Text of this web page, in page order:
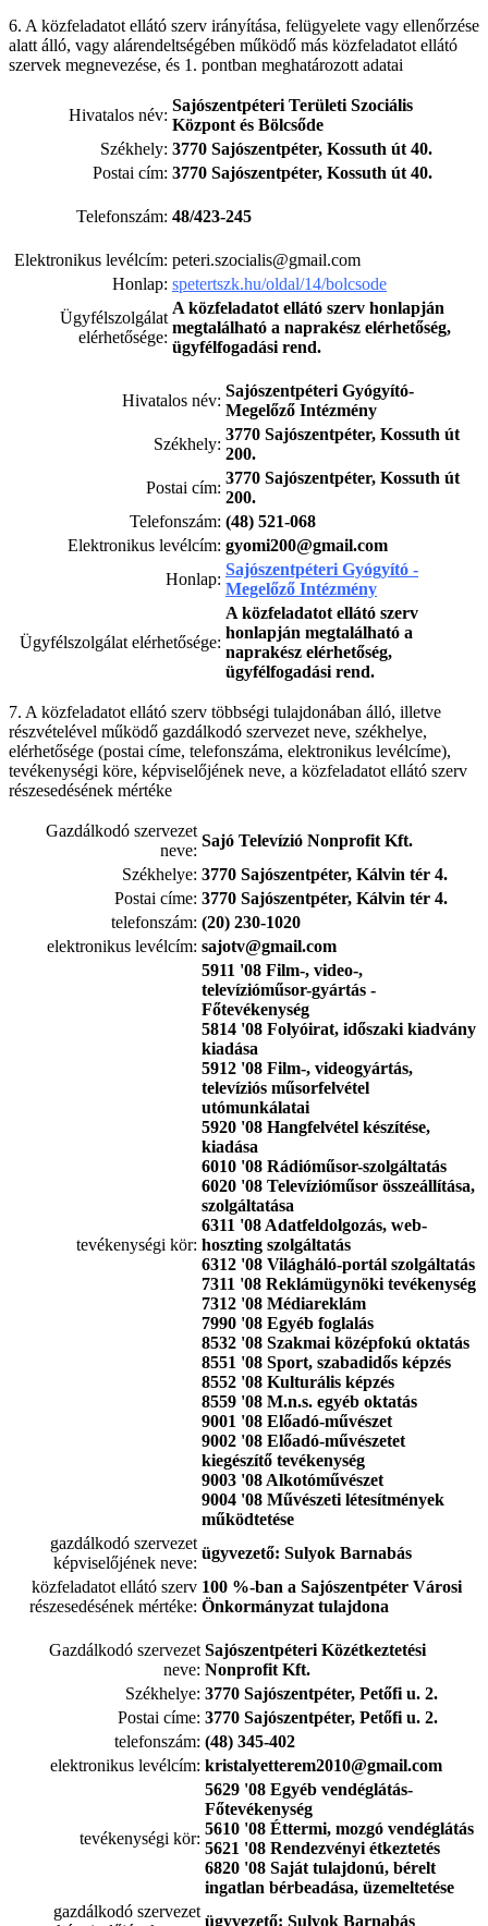
6. A közfeladatot ellátó szerv irányítása, felügyelete vagy ellenőrzése
alatt álló, vagy alárendeltségében működő más közfeladatot ellátó
szervek megnevezése, és 1. pontban meghatározott adatai
Hivatalos név:
Sajószentpéteri Területi Szociális
Központ és Bölcsőde
Székhely: 3770 Sajószentpéter, Kossuth út 40.
Postai cím: 3770 Sajószentpéter, Kossuth út 40.
Telefonszám: 48/423-245
Elektronikus levélcím: peteri.szocialis@gmail.com
Honlap: spetertszk.hu/oldal/14/bolcsode
Ügyfélszolgálat
elérhetősége:
A közfeladatot ellátó szerv honlapján
megtalálható a naprakész elérhetőség,
ügyfélfogadási rend.
Hivatalos név:
Sajószentpéteri Gyógyító-
Megelőző Intézmény
Székhely:
3770 Sajószentpéter, Kossuth út
200.
Postai cím:
3770 Sajószentpéter, Kossuth út
200.
Telefonszám: (48) 521-068
Elektronikus levélcím: gyomi200@gmail.com
Honlap:
Sajószentpéteri Gyógyító -
Megelőző Intézmény
Ügyfélszolgálat elérhetősége:
A közfeladatot ellátó szerv
honlapján megtalálható a
naprakész elérhetőség,
ügyfélfogadási rend.
7. A közfeladatot ellátó szerv többségi tulajdonában álló, illetve
részvételével működő gazdálkodó szervezet neve, székhelye,
elérhetősége (postai címe, telefonszáma, elektronikus levélcíme),
tevékenységi köre, képviselőjének neve, a közfeladatot ellátó szerv
részesedésének mértéke
Gazdálkodó szervezet
neve:
Sajó Televízió Nonprofit Kft.
Székhelye: 3770 Sajószentpéter, Kálvin tér 4.
Postai címe: 3770 Sajószentpéter, Kálvin tér 4.
telefonszám: (20) 230-1020
elektronikus levélcím: sajotv@gmail.com
tevékenységi kör:
5911 '08 Film-, video-,
televízióműsor-gyártás -
Főtevékenység
5814 '08 Folyóirat, időszaki kiadvány
kiadása
5912 '08 Film-, videogyártás,
televíziós műsorfelvétel
utómunkálatai
5920 '08 Hangfelvétel készítése,
kiadása
6010 '08 Rádióműsor-szolgáltatás
6020 '08 Televízióműsor összeállítása,
szolgáltatása
6311 '08 Adatfeldolgozás, web-
hoszting szolgáltatás
6312 '08 Világháló-portál szolgáltatás
7311 '08 Reklámügynöki tevékenység
7312 '08 Médiareklám
7990 '08 Egyéb foglalás
8532 '08 Szakmai középfokú oktatás
8551 '08 Sport, szabadidős képzés
8552 '08 Kulturális képzés
8559 '08 M.n.s. egyéb oktatás
9001 '08 Előadó-művészet
9002 '08 Előadó-művészetet
kiegészítő tevékenység
9003 '08 Alkotóművészet
9004 '08 Művészeti létesítmények
működtetése
gazdálkodó szervezet
képviselőjének neve:
ügyvezető: Sulyok Barnabás
közfeladatot ellátó szerv
részesedésének mértéke:
100 %-ban a Sajószentpéter Városi
Önkormányzat tulajdona
Gazdálkodó szervezet
neve:
Sajószentpéteri Közétkeztetési
Nonprofit Kft.
Székhelye: 3770 Sajószentpéter, Petőfi u. 2.
Postai címe: 3770 Sajószentpéter, Petőfi u. 2.
telefonszám: (48) 345-402
elektronikus levélcím: kristalyetterem2010@gmail.com
tevékenységi kör:
5629 '08 Egyéb vendéglátás-
Főtevékenység
5610 '08 Éttermi, mozgó vendéglátás
5621 '08 Rendezvényi étkeztetés
6820 '08 Saját tulajdonú, bérelt
ingatlan bérbeadása, üzemeltetése
gazdálkodó szervezet
ügyvezető: Sulyok Barnabás